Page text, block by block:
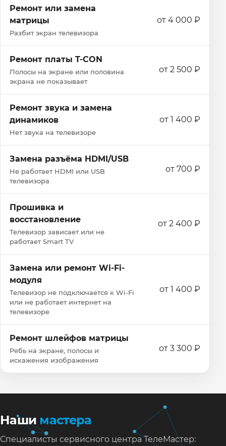
Ремонт или замена
матрицы
Разбит экран телевизора
от 4 000 ₽
Ремонт платы T-CON
Полосы на экране или половина
экрана не показывает
от 2 500 ₽
Ремонт звука и замена
динамиков
Нет звука на телевизоре
от 1 400 ₽
Замена разъёма HDMI/USB
Не работает HDMI или USB
телевизора
от 700 ₽
Прошивка и
восстановление
Телевизор зависает или не
работает Smart TV
от 2 400 ₽
Замена или ремонт Wi‑Fi-
модуля
Телевизор не подключается к Wi‑Fi
или не работает интернет на
телевизоре
от 1 400 ₽
Ремонт шлейфов матрицы
Рябь на экране, полосы и
искажения изображения
от 3 300 ₽
Наши мастера
Специалисты сервисного центра ТелеМастер: